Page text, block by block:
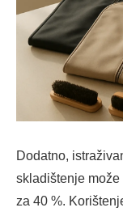
Dodatno,
skladištenje
za 40 %.